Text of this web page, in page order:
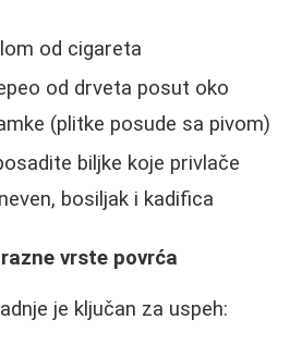
od cigareta
od drveta posut oko
(plitke posude sa pivom)
biljke koje privlače
bosiljak i kadifica
vrste povrća
je ključan za uspeh: